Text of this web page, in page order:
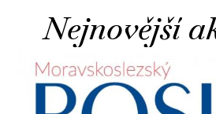
Nejnovější